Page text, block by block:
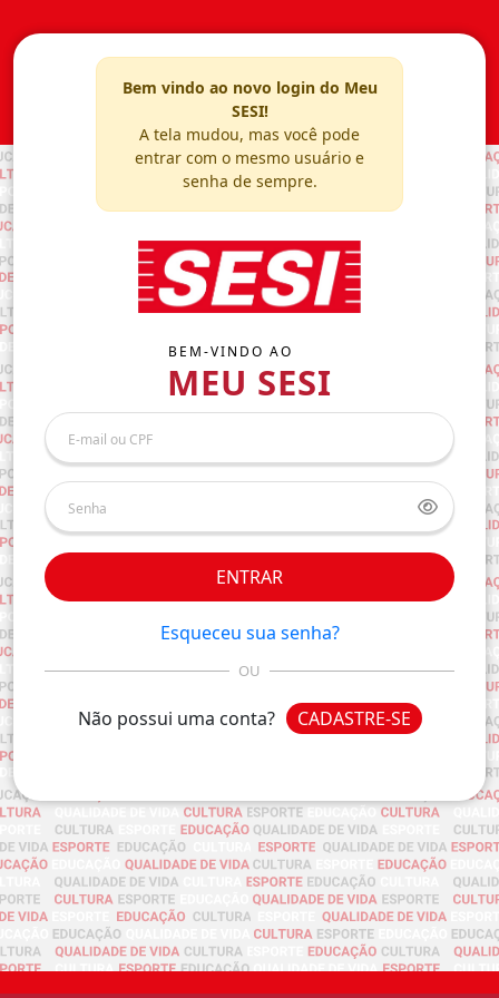
Bem vindo ao novo login do Meu
SESI!
A tela mudou, mas você pode
entrar com o mesmo usuário e
senha de sempre.
BEM-VINDO AO
MEU SESI
ENTRAR
Esqueceu sua senha?
OU
Não possui uma conta? CADASTRE-SE